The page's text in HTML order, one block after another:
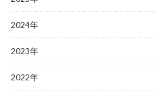
2024年
2023年
2022年